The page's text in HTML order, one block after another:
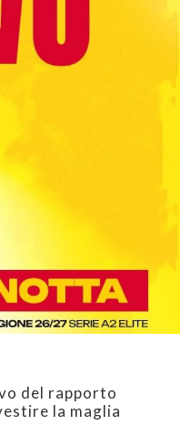
del rapporto
la maglia